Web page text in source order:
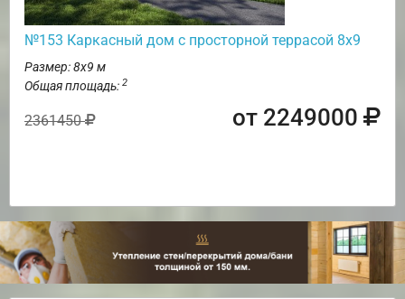
№153 Каркасный дом с просторной террасой 8х9
Размер: 8х9 м
Общая площадь: 2
2361450 от 2249000